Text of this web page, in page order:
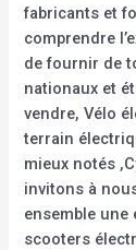
fabricants et
comprendre
de fournir de
nationaux et
vendre, Vélo
terrain
mieux notés
invitons à
ensemble une
scooters